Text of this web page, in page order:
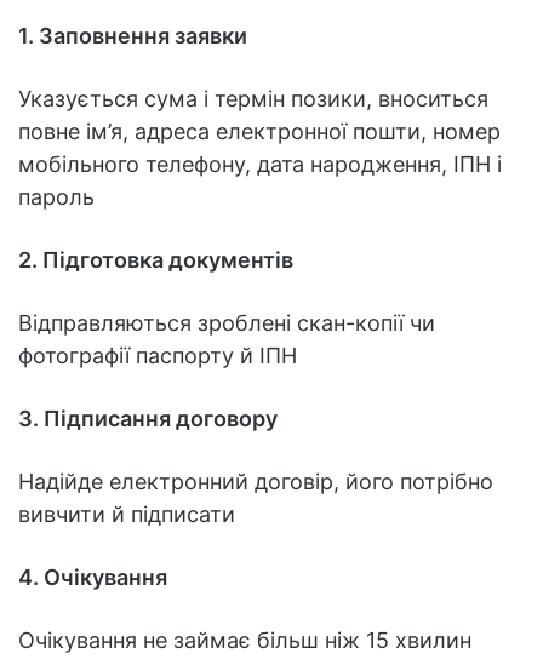
1. Заповнення заявки
Указується сума і термін позики, вноситься
повне ім’я, адреса електронної пошти, номер
мобільного телефону, дата народження, ІПН і
пароль
2. Підготовка документів
Відправляються зроблені скан-копії чи
фотографії паспорту й ІПН
3. Підписання договору
Надійде електронний договір, його потрібно
вивчити й підписати
4. Очікування
Очікування не займає більш ніж 15 хвилин